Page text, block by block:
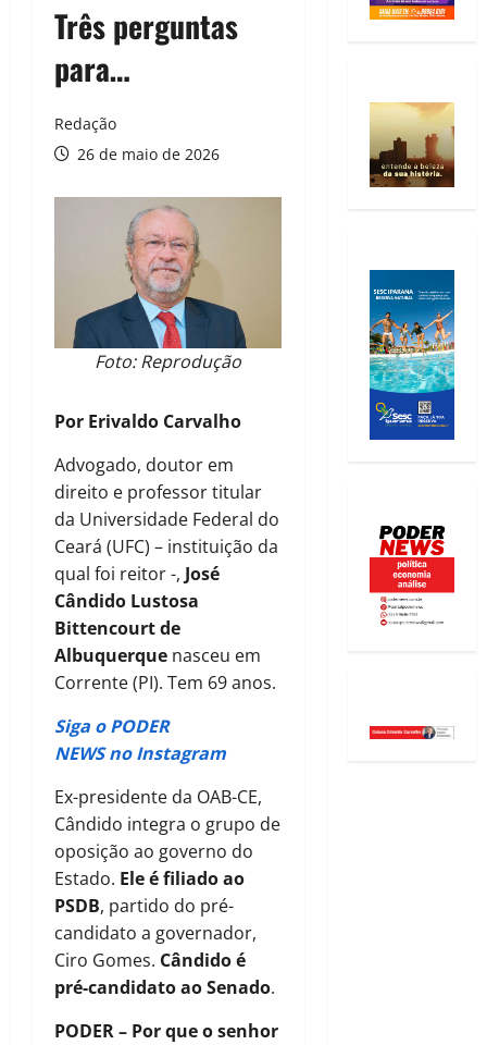
Três perguntas
para…
Redação
26 de maio de 2026
Foto: Reprodução
CÂNDIDO ALBUQUERQUE
Por Erivaldo Carvalho
Advogado, doutor em
direito e professor titular
da Universidade Federal do
Ceará (UFC) – instituição da
qual foi reitor -, José
Cândido Lustosa
Bittencourt de
Albuquerque nasceu em
Corrente (PI). Tem 69 anos.
Siga o PODER
NEWS no Instagram
Ex-presidente da OAB-CE,
Cândido integra o grupo de
oposição ao governo do
Estado. Ele é filiado ao
PSDB, partido do pré-
candidato a governador,
Ciro Gomes. Cândido é
pré-candidato ao Senado.
PODER – Por que o senhor